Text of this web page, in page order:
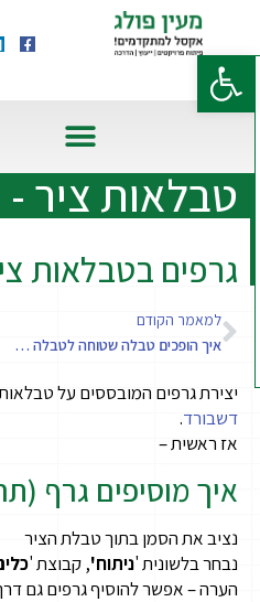
פתח סרגל נגישות
גרפים בטבלאות
טבלאות ציר
למאמר הקודם
איך הופכים טבלה שטוחה לטבלה תקנית
יצירת גרפים המובססים על טבלאות
דשבורד.
אז ראשית –
איך מוסיפים גרף
נציב את הסמן בתוך טבלת הציר
נבחר בלשונית 'ניתוח', קבוצת '
הערה – אפשר להוסיף גרפים גם